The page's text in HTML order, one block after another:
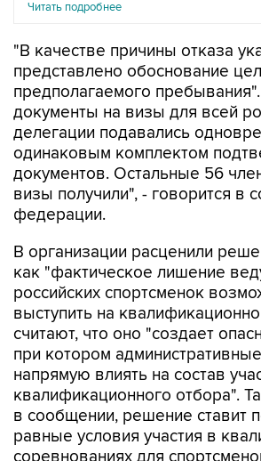
"В качестве причины отказа
предполагаемого
документы на визы для всей
делегации подавались
одинаковым комплектом
документов. Остальные 56
визы получили", - говорится в
федерации.
В организации расценили
российских спортсменок
выступить на
считают, что оно "создает
при котором
напрямую влиять на состав
квалификационного отбора".
в сообщении, решение ставит
равные условия участия в
соревнованиях для
национальных федераций.